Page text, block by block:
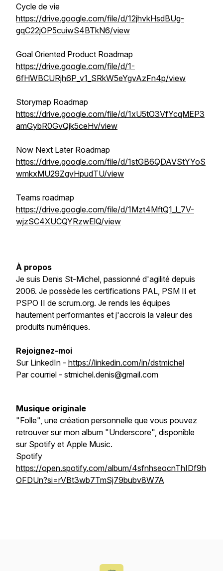
Cycle de vie
https://drive.google.com/file/d/12jhvkHsdBUg-
gqC22jOP5cuiwS4BTkN6/view
Goal Oriented Product Roadmap
https://drive.google.com/file/d/1-
6fHWBCURjh6P_v1_SRkW5eYgvAzFn4p/view
Storymap Roadmap
https://drive.google.com/file/d/1xU5tO3VfYcqMEP3
amGybR0GvQjk5ceHv/view
Now Next Later Roadmap
https://drive.google.com/file/d/1stGB6QDAVStYYoS
wmkxMU29ZgvHpudTU/view
Teams roadmap
https://drive.google.com/file/d/1Mzt4MftQ1_l_7V-
wjzSC4XUCQYRzwElQ/view
À propos
Je suis Denis St-Michel, passionné d'agilité depuis
2006. Je possède les certifications PAL, PSM II et
PSPO II de scrum.org. Je rends les équipes
hautement performantes et j'accrois la valeur des
produits numériques.
Rejoignez-moi
Sur LinkedIn - https://linkedin.com/in/dstmichel
Par courriel - stmichel.denis@gmail.com
Musique originale
"Folle", une création personnelle que vous pouvez
retrouver sur mon album "Underscore", disponible
sur Spotify et Apple Music.
Spotify
https://open.spotify.com/album/4sfnhseocnThIDf9h
OFDUn?si=rVBt3wb7TmSj79bubv8W7A